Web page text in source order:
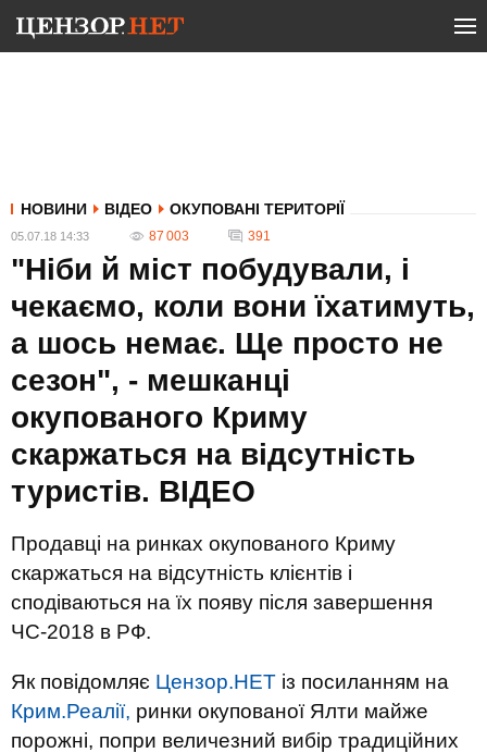
НОВИНИ ВІДЕО ОКУПОВАНІ ТЕРИТОРІЇ
05.07.18 14:33 87 003 391
"Ніби й міст побудували, і
чекаємо, коли вони їхатимуть,
а шось немає. Ще просто не
сезон", - мешканці
окупованого Криму
скаржаться на відсутність
туристів. ВIДЕО
Продавці на ринках окупованого Криму
скаржаться на відсутність клієнтів і
сподіваються на їх появу після завершення
ЧС-2018 в РФ.
Як повідомляє Цензор.НЕТ із посиланням на
Крим.Реалії, ринки окупованої Ялти майже
порожні, попри величезний вибір традиційних